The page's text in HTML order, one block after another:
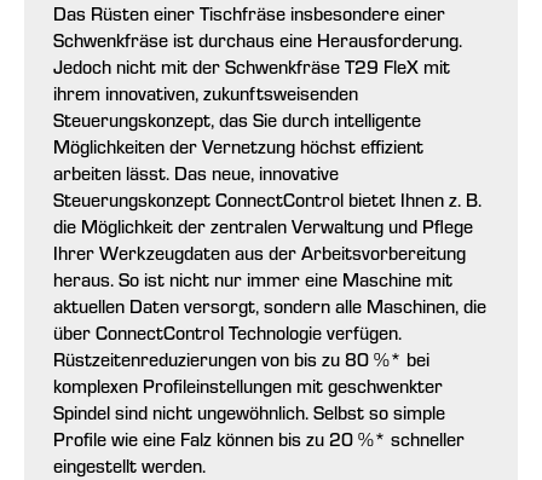
Das Rüsten einer Tischfräse insbesondere einer
Schwenkfräse ist durchaus eine Herausforderung.
Jedoch nicht mit der Schwenkfräse T29 FleX mit
ihrem innovativen, zukunftsweisenden
Steuerungskonzept, das Sie durch intelligente
Möglichkeiten der Vernetzung höchst effizient
arbeiten lässt. Das neue, innovative
Steuerungskonzept ConnectControl bietet Ihnen z. B.
die Möglichkeit der zentralen Verwaltung und Pflege
Ihrer Werkzeugdaten aus der Arbeitsvorbereitung
heraus. So ist nicht nur immer eine Maschine mit
aktuellen Daten versorgt, sondern alle Maschinen, die
über ConnectControl Technologie verfügen.
Rüstzeitenreduzierungen von bis zu 80 %* bei
komplexen Profileinstellungen mit geschwenkter
Spindel sind nicht ungewöhnlich. Selbst so simple
Profile wie eine Falz können bis zu 20 %* schneller
eingestellt werden.